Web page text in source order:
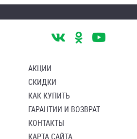
АКЦИИ
СКИДКИ
КАК КУПИТЬ
ГАРАНТИИ И ВОЗВРАТ
КОНТАКТЫ
КАРТА САЙТА